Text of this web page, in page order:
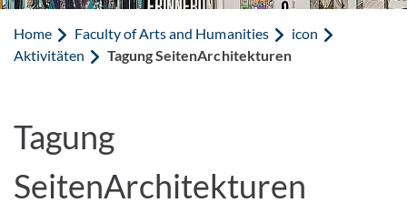
Home Faculty of Arts and Humanities
icon
Aktivitäten
Tagung SeitenArchitekturen
Tagung
SeitenArchitekturen